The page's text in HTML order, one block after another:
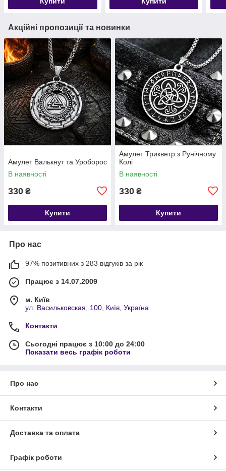
Акційні пропозиції та новинки
Амулет Валькнут та Уроборос
В наявності
330 ₴
Купити
Амулет Трикветр з Рунічному
Колі
В наявності
330 ₴
Купити
Про нас
97% позитивних з 283 відгуків за рік
Працює з 14.07.2009
м. Київ
ул. Васильковская, 100, Київ, Україна
Контакти
Сьогодні працює з 10:00 до 24:00
Показати весь графік роботи
Про нас
Контакти
Доставка та оплата
Графік роботи